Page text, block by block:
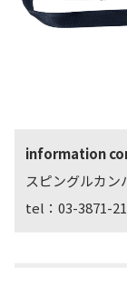
information
スピングルカン
tel：03-3871-